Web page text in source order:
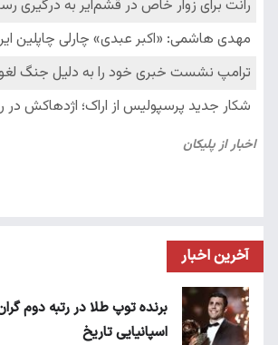
آخرین اخبار
برنده توپ طلا در رتبه دوم
اسپانیایی تاریخ